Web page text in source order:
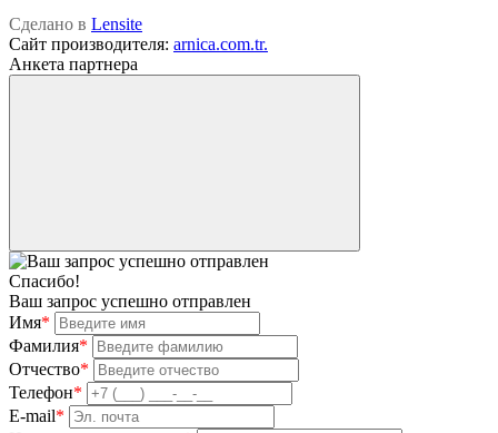
Сделано в Lensite
Сайт производителя: arnica.com.tr.
Анкета партнера
Спасибо!
Ваш запрос успешно отправлен
Имя*
Фамилия*
Отчество*
Телефон*
E-mail*